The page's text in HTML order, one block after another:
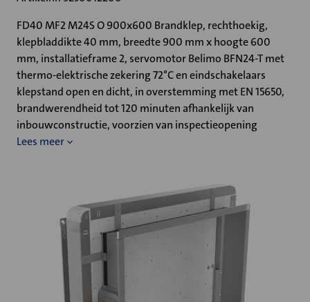
FD40 MF2 M24S O 900x600 Brandklep, rechthoekig,
klepbladdikte 40 mm, breedte 900 mm x hoogte 600
mm, installatieframe 2, servomotor Belimo BFN24-T met
thermo-elektrische zekering 72°C en eindschakelaars
klepstand open en dicht, in overstemming met EN 15650,
brandwerendheid tot 120 minuten afhankelijk van
inbouwconstructie, voorzien van inspectieopening
Lees meer